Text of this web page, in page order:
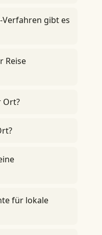
Verfahren gibt es
Reise
Ort?
für lokale